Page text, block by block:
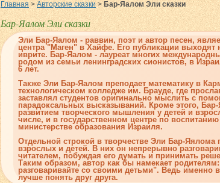
Главная >Авторские сказки> Бар-Яалом Эли сказки
Бар-Яалом Эли сказки
Эли Бар-Яалом - раввин, поэт и автор песен,
центра "Маген" в Хайфе. Его публикации выходят
иврите. Бар-Яалом - лауреат многих
родом из семьи ленинградских сионистов, в
6 лет.
Также Эли Бар-Яалом преподает математику в
технологическом колледже им. Брауде, где
заставлял студентов оригинально мыслить с
парадоксальных высказываний. Кроме этого,
развитием творческого мышления у детей и
числе, и в государственном центре по
министерстве образования Израиля.
Отдельной строкой в творчестве Эли Бар-Яялома
взрослых и детей. В них он непрерывно
читателем, побуждая его думать и принимать
Таким образом, автор как бы намекает
разговаривайте со своими детьми". Ведь именно
лучше понять друг друга.